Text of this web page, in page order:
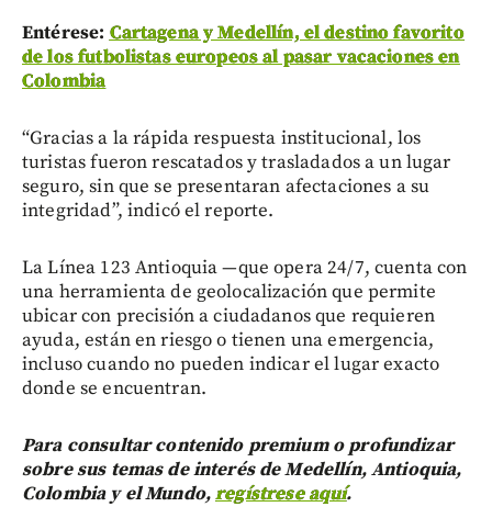
Entérese: Cartagena y Medellín, el destino favorito
de los futbolistas europeos al pasar vacaciones en
Colombia
“Gracias a la rápida respuesta institucional, los
turistas fueron rescatados y trasladados a un lugar
seguro, sin que se presentaran afectaciones a su
integridad”, indicó el reporte.
La Línea 123 Antioquia —que opera 24/7, cuenta con
una herramienta de geolocalización que permite
ubicar con precisión a ciudadanos que requieren
ayuda, están en riesgo o tienen una emergencia,
incluso cuando no pueden indicar el lugar exacto
donde se encuentran.
Para consultar contenido premium o profundizar
sobre sus temas de interés de Medellín, Antioquia,
Colombia y el Mundo,regístrese aquí.